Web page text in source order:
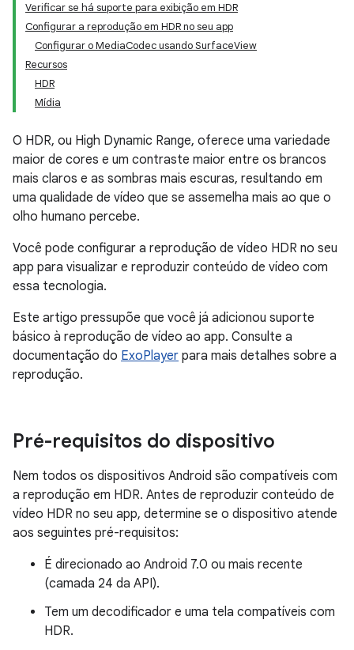
Verificar se há suporte para exibição em HDR
Configurar a reprodução em HDR no seu app
Configurar o MediaCodec usando SurfaceView
Recursos
HDR
Mídia
O HDR, ou High Dynamic Range, oferece uma variedade
maior de cores e um contraste maior entre os brancos
mais claros e as sombras mais escuras, resultando em
uma qualidade de vídeo que se assemelha mais ao que o
olho humano percebe.
Você pode configurar a reprodução de vídeo HDR no seu
app para visualizar e reproduzir conteúdo de vídeo com
essa tecnologia.
Este artigo pressupõe que você já adicionou suporte
básico à reprodução de vídeo ao app. Consulte a
documentação do ExoPlayer para mais detalhes sobre a
reprodução.
Pré-requisitos do dispositivo
Nem todos os dispositivos Android são compatíveis com
a reprodução em HDR. Antes de reproduzir conteúdo de
vídeo HDR no seu app, determine se o dispositivo atende
aos seguintes pré-requisitos:
É direcionado ao Android 7.0 ou mais recente
(camada 24 da API).
Tem um decodificador e uma tela compatíveis com
HDR.